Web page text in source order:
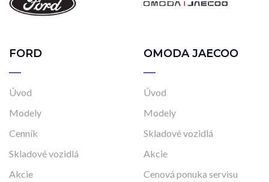
FORD
Úvod
Modely
Cenník
Skladové vozidlá
Akcie
OMODA JAECOO
Úvod
Modely
Skladové vozidlá
Akcie
Cenová ponuka servisu